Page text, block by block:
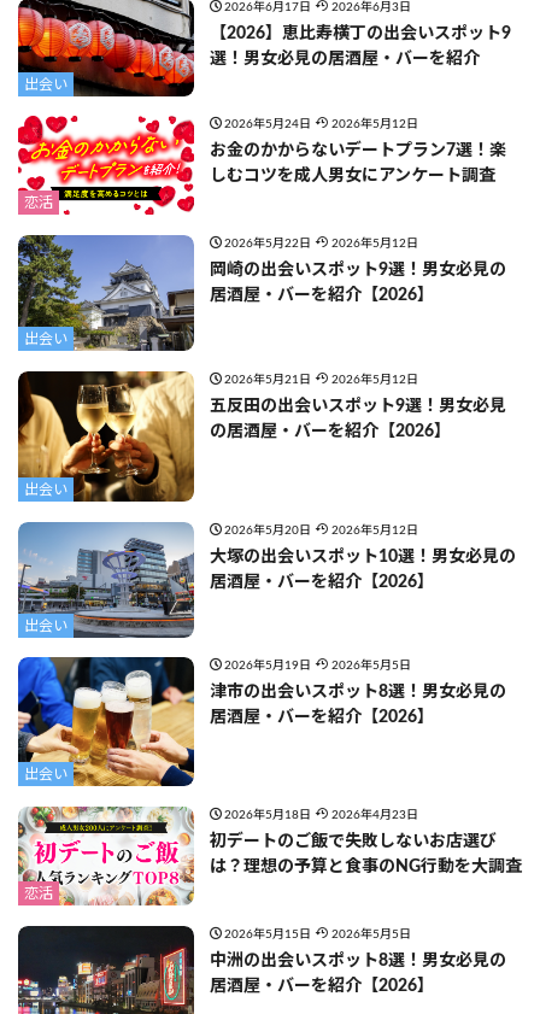
出会い
2026年6月17日 2026年6月3日
【2026】恵比寿横丁の出会いスポット9
選！男女必見の居酒屋・バーを紹介
恋活
2026年5月24日 2026年5月12日
お金のかからないデートプラン7選！楽
しむコツを成人男女にアンケート調査
出会い
2026年5月22日 2026年5月12日
岡崎の出会いスポット9選！男女必見の
居酒屋・バーを紹介【2026】
出会い
2026年5月21日 2026年5月12日
五反田の出会いスポット9選！男女必見
の居酒屋・バーを紹介【2026】
出会い
2026年5月20日 2026年5月12日
大塚の出会いスポット10選！男女必見の
居酒屋・バーを紹介【2026】
出会い
2026年5月19日 2026年5月5日
津市の出会いスポット8選！男女必見の
居酒屋・バーを紹介【2026】
恋活
2026年5月18日 2026年4月23日
初デートのご飯で失敗しないお店選び
は？理想の予算と食事のNG行動を大調査
2026年5月15日 2026年5月5日
中洲の出会いスポット8選！男女必見の
居酒屋・バーを紹介【2026】